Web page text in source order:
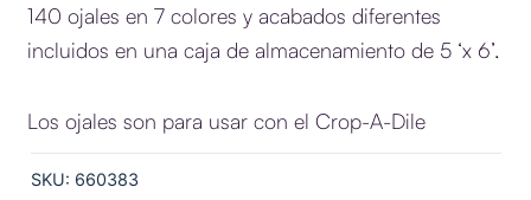
140 ojales en 7 colores y acabados diferentes
incluidos en una caja de almacenamiento de 5 ‘x 6’.
Los ojales son para usar con el Crop-A-Dile
SKU: 660383